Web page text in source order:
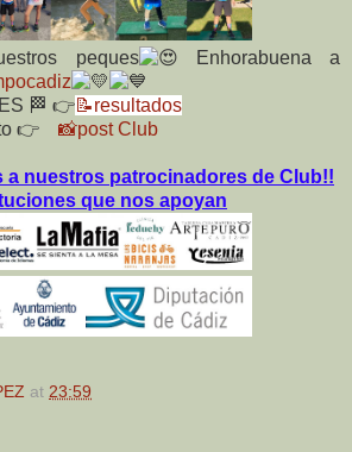
peques
Enhorabuena a
🏁 👉📝resultados
👉 📸post Club
a nuestros patrocinadores de Club!!
que nos apoyan
at 23:59